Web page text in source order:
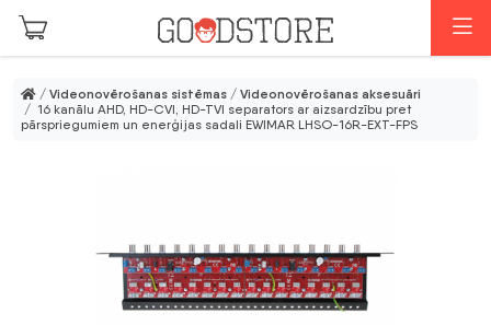
Skip to main content
/ Videonovērošanas sistēmas / Videonovērošanas aksesuāri
/ 16 kanālu AHD, HD-CVI, HD-TVI separators ar aizsardzību pret
pārspriegumiem un enerģijas sadali EWIMAR LHSO-16R-EXT-FPS